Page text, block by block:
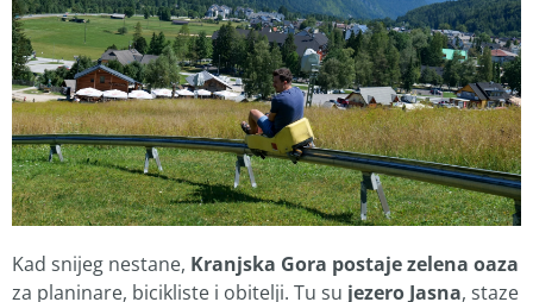
Kad snijeg nestane, Kranjska Gora postaje zelena oaza
za planinare, bicikliste i obitelji. Tu su jezero Jasna, staze